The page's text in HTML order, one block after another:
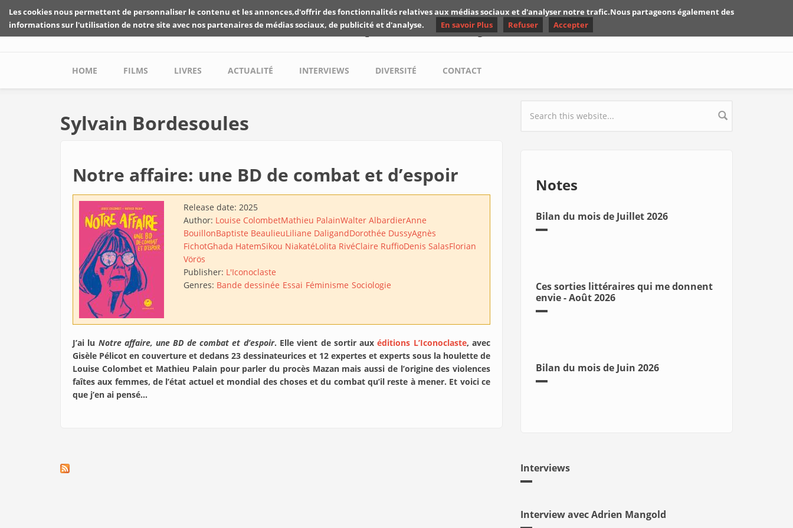
Skip to main content
Les critiques de Yuyine
Main menu
HOME FILMS LIVRES ACTUALITÉ INTERVIEWS DIVERSITÉ CONTACT
Sylvain Bordesoules
Notre affaire: une BD de combat et d’espoir
Release date: 2025
Author: Louise ColombetMathieu PalainWalter AlbardierAnne
BouillonBaptiste BeaulieuLiliane DaligandDorothée DussyAgnès
FichotGhada HatemSikou NiakatéLolita RivéClaire RuffioDenis SalasFlorian
Vörös
Publisher: L'Iconoclaste
Genres: Bande dessinée Essai Féminisme Sociologie
J’ai lu Notre affaire, une BD de combat et d’espoir. Elle vient de sortir auxéditions L’Iconoclaste, avec
Gisèle Pélicot en couverture et dedans 23 dessinateurices et 12 expertes et experts sous la houlette de
Louise Colombet et Mathieu Palain pour parler du procès Mazan mais aussi de l’origine des violences
faîtes aux femmes, de l’état actuel et mondial des choses et du combat qu’il reste à mener. Et voici ce
que j’en ai pensé…
Search form
Notes
Bilan du mois de Juillet 2026
Ces sorties littéraires qui me donnent
envie - Août 2026
Bilan du mois de Juin 2026
Interviews
Interview avec Adrien Mangold
Les cookies nous permettent de personnaliser le contenu et les annonces,d'offrir des fonctionnalités relatives aux médias sociaux et d'analyser notre trafic.Nous partageons également des
informations sur l'utilisation de notre site avec nos partenaires de médias sociaux, de publicité et d'analyse.
En savoir Plus Refuser Accepter